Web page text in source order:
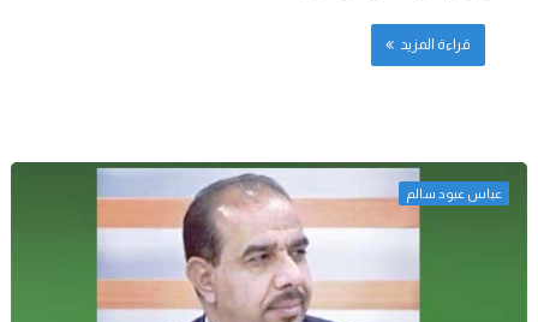
قراءة المزيد
عباس عبود سالم